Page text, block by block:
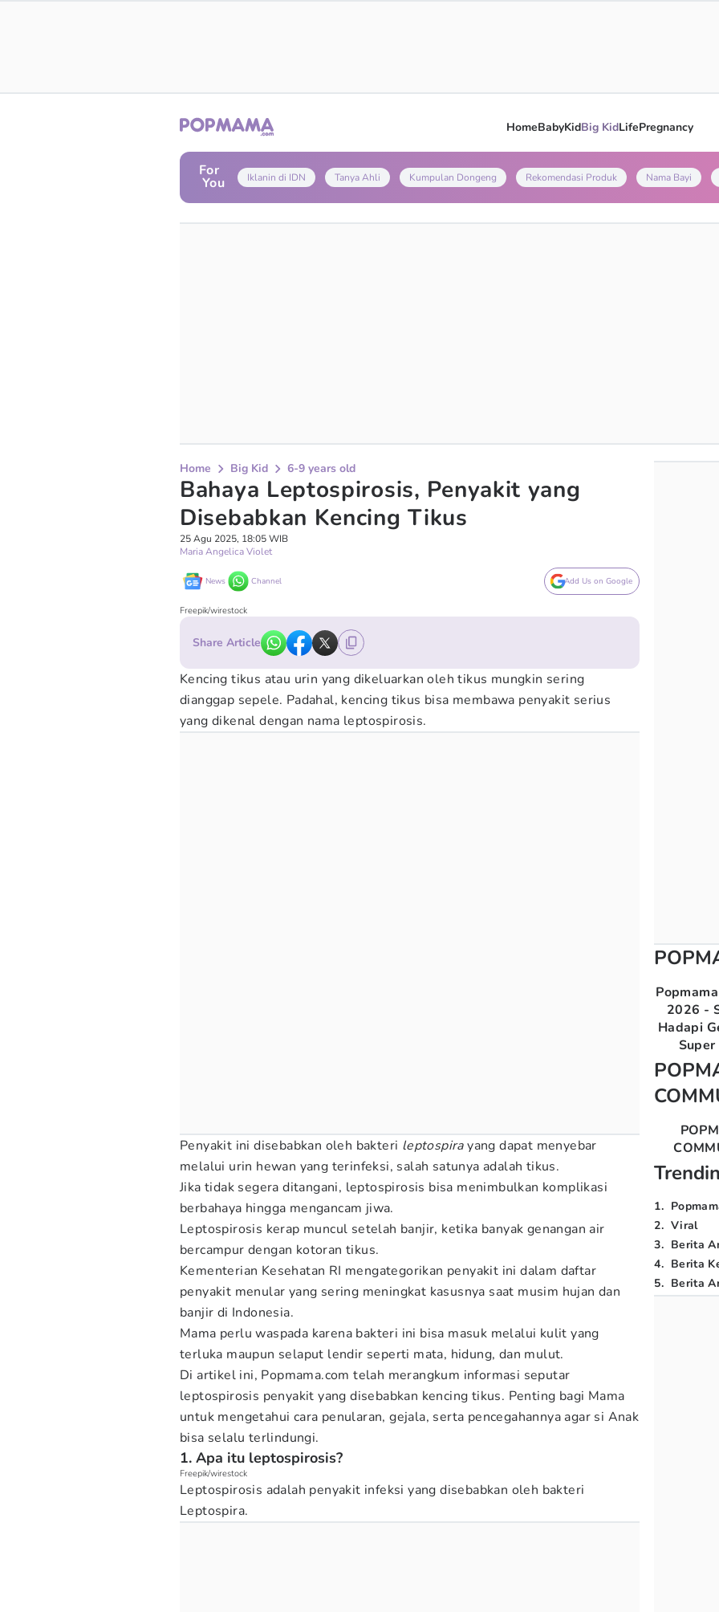
HomeBabyKidBig KidLifePregnancy
For
You Iklanin di IDN Tanya Ahli Kumpulan Dongeng Rekomendasi Produk Nama Bayi
Home Big Kid 6-9 years old
Bahaya Leptospirosis, Penyakit yang
Disebabkan Kencing Tikus
25 Agu 2025, 18:05 WIB
Maria Angelica Violet
News Channel Add Us on Google
Freepik/wirestock
Share Article
Kencing tikus atau urin yang dikeluarkan oleh tikus mungkin sering
dianggap sepele. Padahal, kencing tikus bisa membawa penyakit serius
yang dikenal dengan nama leptospirosis.
Penyakit ini disebabkan oleh bakteri leptospirayang dapat menyebar
melalui urin hewan yang terinfeksi, salah satunya adalah tikus.
Jika tidak segera ditangani, leptospirosis bisa menimbulkan komplikasi
berbahaya hingga mengancam jiwa.
Leptospirosis kerap muncul setelah banjir, ketika banyak genangan air
bercampur dengan kotoran tikus.
Kementerian Kesehatan RI mengategorikan penyakit ini dalam daftar
penyakit menular yang sering meningkat kasusnya saat musim hujan dan
banjir di Indonesia.
Mama perlu waspada karena bakteri ini bisa masuk melalui kulit yang
terluka maupun selaput lendir seperti mata, hidung, dan mulut.
Di artikel ini, Popmama.com telah merangkum informasi seputar
leptospirosis penyakit yang disebabkan kencing tikus. Penting bagi Mama
untuk mengetahui cara penularan, gejala, serta pencegahannya agar si Anak
bisa selalu terlindungi.
1. Apa itu leptospirosis?
Freepik/wirestock
Leptospirosis adalah penyakit infeksi yang disebabkan oleh bakteri
Leptospira.
2026 -
Hadapi
1.
2. Viral
3. Berita
4. Berita
5. Berita